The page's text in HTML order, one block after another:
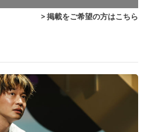
> 掲載をご希望の方はこちら